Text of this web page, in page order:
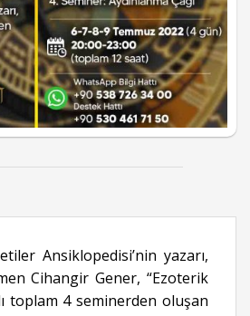
Ansiklopedisi’nin yazarı,
Cihangir Gener, “Ezoterik
toplam 4 seminerden oluşan